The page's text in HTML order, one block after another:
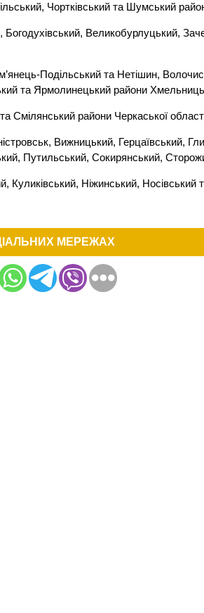
Чортківський та Шумський
Богодухівський, Великобурлуцький,
Подільський та Нетішин,
та Ярмолинецький райони
Смілянський райони Черкаської
Вижницький, Герцаївський,
Путильський, Сокирянський,
Куликівський, Ніжинський, Носівський
МЕРЕЖАХ